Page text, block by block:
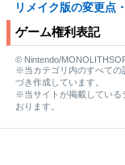
リメイク版の変更点
ゲーム権利表記
© Nintendo/
※当カテゴリ内のすべての
づき作成しています。
※当サイトが掲載している
おります。